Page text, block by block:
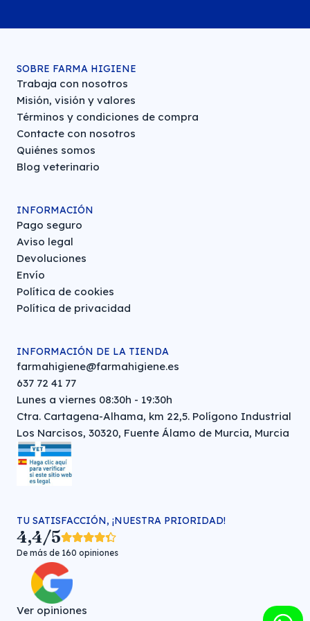
SOBRE FARMA HIGIENE
Trabaja con nosotros
Misión, visión y valores
Términos y condiciones de compra
Contacte con nosotros
Quiénes somos
Blog veterinario
INFORMACIÓN
Pago seguro
Aviso legal
Devoluciones
Envío
Política de cookies
Política de privacidad
INFORMACIÓN DE LA TIENDA
farmahigiene@farmahigiene.es
637 72 41 77
Lunes a viernes 08:30h - 19:30h
Ctra. Cartagena-Alhama, km 22,5. Polígono Industrial
Los Narcisos, 30320, Fuente Álamo de Murcia, Murcia
TU SATISFACCIÓN, ¡NUESTRA PRIORIDAD!
4,4/5
De más de 160 opiniones
Ver opiniones